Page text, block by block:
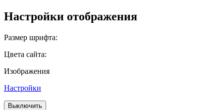
Настройки отображения
Размер шрифта:
Цвета сайта:
Изображения
Настройки
Выключить